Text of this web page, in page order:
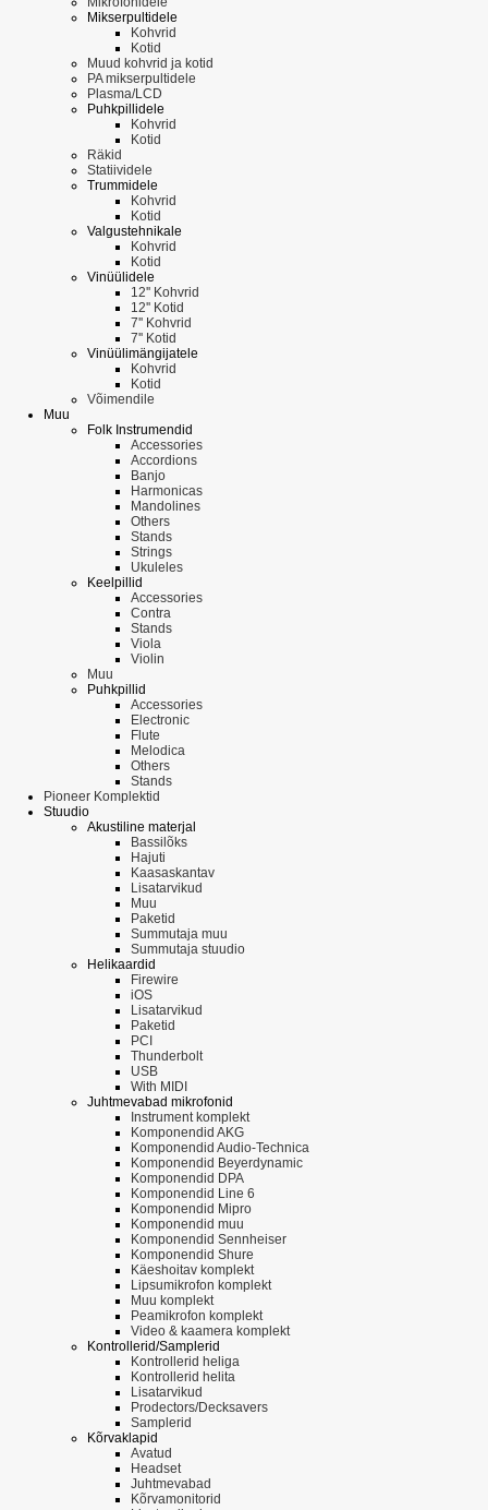
Mikserpultidele
Kohvrid
Kotid
Muud kohvrid ja kotid
PA mikserpultidele
Plasma/LCD
Puhkpillidele
Kohvrid
Kotid
Räkid
Statiividele
Trummidele
Kohvrid
Kotid
Valgustehnikale
Kohvrid
Kotid
Vinüülidele
12'' Kohvrid
12'' Kotid
7'' Kohvrid
7'' Kotid
Vinüülimängijatele
Kohvrid
Kotid
Võimendile
Muu
Folk Instrumendid
Accessories
Accordions
Banjo
Harmonicas
Mandolines
Others
Stands
Strings
Ukuleles
Keelpillid
Accessories
Contra
Stands
Viola
Violin
Muu
Puhkpillid
Accessories
Electronic
Flute
Melodica
Others
Stands
Pioneer Komplektid
Stuudio
Akustiline materjal
Bassilõks
Hajuti
Kaasaskantav
Lisatarvikud
Muu
Paketid
Summutaja muu
Summutaja stuudio
Helikaardid
Firewire
iOS
Lisatarvikud
Paketid
PCI
Thunderbolt
USB
With MIDI
Juhtmevabad mikrofonid
Instrument komplekt
Komponendid AKG
Komponendid Audio-Technica
Komponendid Beyerdynamic
Komponendid DPA
Komponendid Line 6
Komponendid Mipro
Komponendid muu
Komponendid Sennheiser
Komponendid Shure
Käeshoitav komplekt
Lipsumikrofon komplekt
Muu komplekt
Peamikrofon komplekt
Video & kaamera komplekt
Kontrollerid/Samplerid
Kontrollerid heliga
Kontrollerid helita
Lisatarvikud
Prodectors/Decksavers
Samplerid
Kõrvaklapid
Avatud
Headset
Juhtmevabad
Kõrvamonitorid